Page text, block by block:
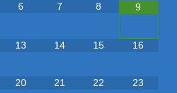
6 7 8 9
13 14 15 16
20 21 22 23